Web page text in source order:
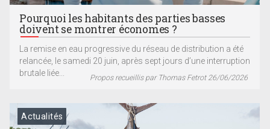
Pourquoi les habitants des parties basses
doivent se montrer économes ?
La remise en eau progressive du réseau de distribution a été
relancée, le samedi 20 juin, après sept jours d’une interruption
brutale liée...
Propos recueillis par Thomas Fetrot 26/06/2026
Actualités